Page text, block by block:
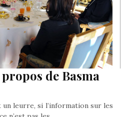
de Basma
leurre, si l’information sur les